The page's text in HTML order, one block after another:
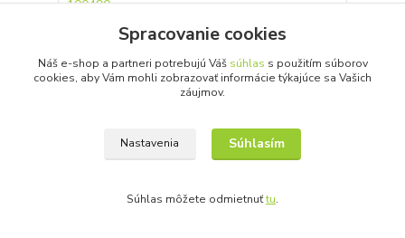
Montážny rámček 2 moduly antracit - 100490
Spracovanie cookies
Náš e-shop a partneri potrebujú Váš súhlas s použitím súborov
cookies, aby Vám mohli zobrazovať informácie týkajúce sa Vašich
záujmov.
Nastavenia Súhlasím
Súhlas môžete odmietnuťtu.